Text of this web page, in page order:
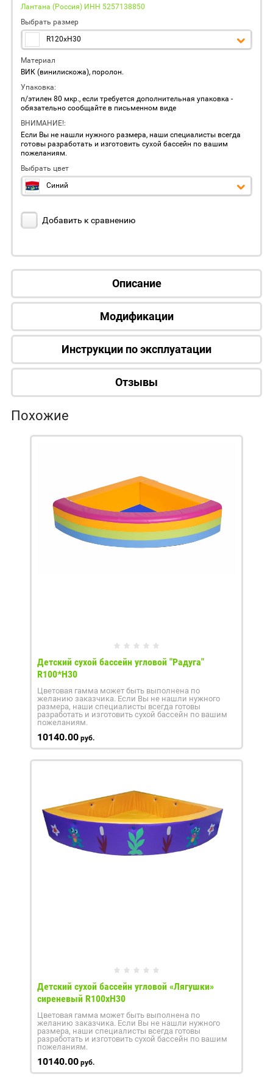
Лантана (Россия) ИНН 5257138850
Выбрать размер
R120xH30
Материал
ВИК (винилискожа), поролон.
Упаковка:
п/этилен 80 мкр., если требуется дополнительная упаковка -
обязательно сообщайте в письменном виде
ВНИМАНИЕ!:
Если Вы не нашли нужного размера, наши специалисты всегда
готовы разработать и изготовить сухой бассейн по вашим
пожеланиям.
Выбрать цвет
Синий
Добавить к сравнению
Описание
Модификации
Инструкции по эксплуатации
Отзывы
Похожие
Детский сухой бассейн угловой "Радуга"
R100*H30
Цветовая гамма может быть выполнена по
желанию заказчика. Если Вы не нашли нужного
размера, наши специалисты всегда готовы
разработать и изготовить сухой бассейн по вашим
пожеланиям.
10140.00 руб.
Детский сухой бассейн угловой «Лягушки»
сиреневый R100xH30
Цветовая гамма может быть выполнена по
желанию заказчика. Если Вы не нашли нужного
размера, наши специалисты всегда готовы
разработать и изготовить сухой бассейн по вашим
пожеланиям.
10140.00 руб.